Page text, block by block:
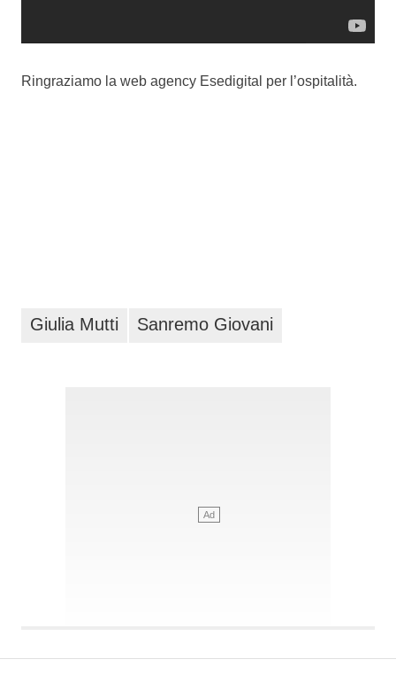
Ringraziamo la web agency Esedigital per l’ospitalità.
Giulia Mutti Sanremo Giovani